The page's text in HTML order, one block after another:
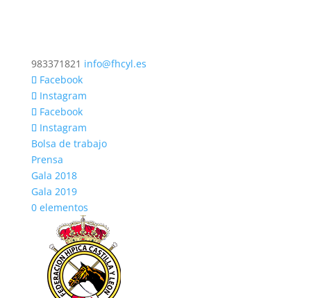
983371821 info@fhcyl.es
Facebook
Instagram
Facebook
Instagram
Bolsa de trabajo
Prensa
Gala 2018
Gala 2019
0 elementos